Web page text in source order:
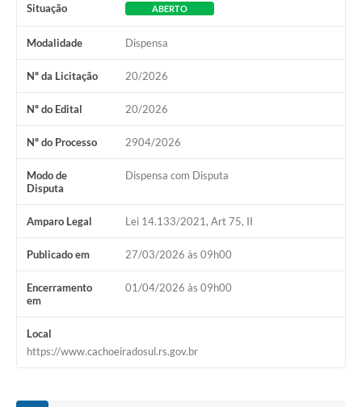
A Nossa Cidade
A Prefeitura
Audiências Públicas
Arquivos para Download
Galeria de Vídeos
Gabinetes e Secretarias
Contas Públicas
Editais
Serviços Online
Telefones Úteis
Situação ABERTO
Modalidade Dispensa
Nº da Licitação 20/2026
Nº do Edital 20/2026
Nº do Processo 2904/2026
Modo de
Disputa
Dispensa com Disputa
Amparo Legal Lei 14.133/2021, Art 75, II
Publicado em 27/03/2026 às 09h00
Encerramento
em
01/04/2026 às 09h00
Local
https://www.cachoeiradosul.rs.gov.br